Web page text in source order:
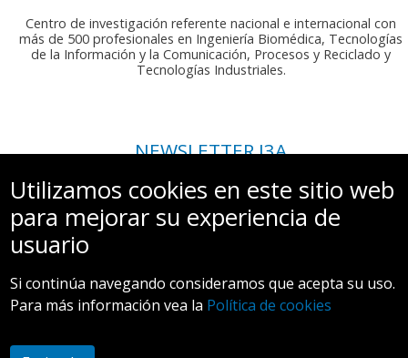
Centro de investigación referente nacional e internacional con
más de 500 profesionales en Ingeniería Biomédica, Tecnologías
de la Información y la Comunicación, Procesos y Reciclado y
Tecnologías Industriales.
NEWSLETTER I3A
Si deseas recibir nuestro boletín mensual, envíanos un correo a:
comunicacion.i3a@unizar.es
Utilizamos cookies en este sitio web
para mejorar su experiencia de
usuario
Si continúa navegando consideramos que acepta su uso.
Para más información vea la Política de cookies